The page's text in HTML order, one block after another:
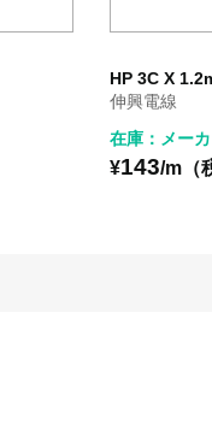
HP 3C X
伸興電線
在庫：メー
¥143/m（